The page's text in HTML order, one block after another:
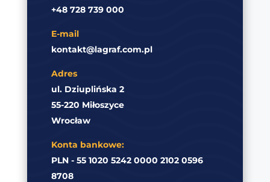
+48 728 739 000
E-mail
kontakt@lagraf.com.pl
Adres
ul. Dziuplińska 2
55-220 Miłoszyce
Wrocław
Konta bankowe:
PLN - 55 1020 5242 0000 2102 0596
8708